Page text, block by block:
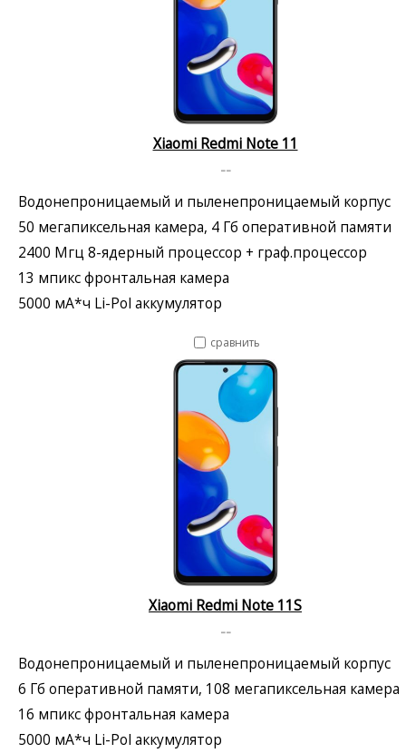
Xiaomi Redmi Note 11
--
Водонепроницаемый и пыленепроницаемый корпус
50 мегапиксельная камера, 4 Гб оперативной памяти
2400 Мгц 8-ядерный процессор + граф.процессор
13 мпикс фронтальная камера
5000 мА*ч Li-Pol аккумулятор
сравнить
Xiaomi Redmi Note 11S
--
Водонепроницаемый и пыленепроницаемый корпус
6 Гб оперативной памяти, 108 мегапиксельная камера
16 мпикс фронтальная камера
5000 мА*ч Li-Pol аккумулятор